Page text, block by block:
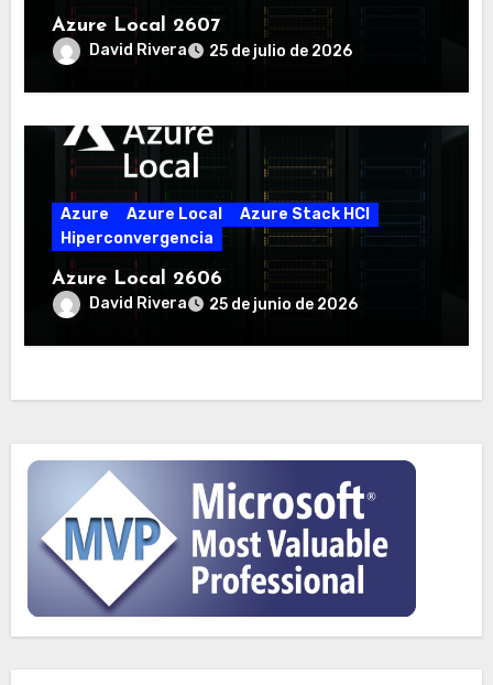
Azure Local 2607
David Rivera 25 de julio de 2026
Azure Azure Local
Azure Stack HCI
Hiperconvergencia
Azure Local 2606
David Rivera 25 de junio de 2026